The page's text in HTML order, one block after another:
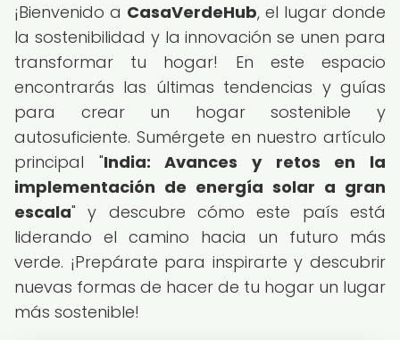
¡Bienvenido a CasaVerdeHub, el lugar donde
la sostenibilidad y la innovación se unen para
transformar tu hogar! En este espacio
encontrarás las últimas tendencias y guías
para crear un hogar sostenible y
autosuficiente. Sumérgete en nuestro artículo
principal "India: Avances y retos en la
implementación de energía solar a gran
escala" y descubre cómo este país está
liderando el camino hacia un futuro más
verde. ¡Prepárate para inspirarte y descubrir
nuevas formas de hacer de tu hogar un lugar
más sostenible!